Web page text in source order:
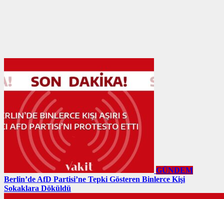
GÜNDEM
Berlin’de AfD Partisi’ne Tepki Gösteren Binlerce Kişi
Sokaklara Döküldü